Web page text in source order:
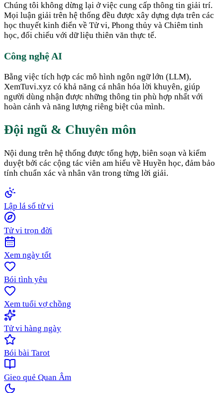
Chúng tôi không dừng lại ở việc cung cấp thông tin giải trí.
Mọi luận giải trên hệ thống đều được xây dựng dựa trên các
học thuyết kinh điển về Tử vi, Phong thủy và Chiêm tinh
học, đối chiếu với dữ liệu thiên văn thực tế.
Công nghệ AI
Bằng việc tích hợp các mô hình ngôn ngữ lớn (LLM),
XemTuvi.xyz có khả năng cá nhân hóa lời khuyên, giúp
người dùng nhận được những thông tin phù hợp nhất với
hoàn cảnh và năng lượng riêng biệt của mình.
Đội ngũ & Chuyên môn
Nội dung trên hệ thống được tổng hợp, biên soạn và kiểm
duyệt bởi các cộng tác viên am hiểu về Huyền học, đảm bảo
tính chuẩn xác và nhân văn trong từng lời giải.
Lập lá số tử vi
Tử vi trọn đời
Xem ngày tốt
Bói tình yêu
Xem tuổi vợ chồng
Tử vi hàng ngày
Bói bài Tarot
Gieo quẻ Quan Âm